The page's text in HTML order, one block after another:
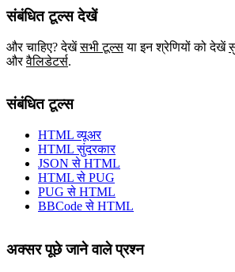
संबंधित टूल्स देखें
और चाहिए? देखें सभी टूल्स या इन श्रेणियों को देखें
और वैलिडेटर्स.
संबंधित टूल्स
HTML व्यूअर
HTML सुंदरकार
JSON से HTML
HTML से PUG
PUG से HTML
BBCode से HTML
अक्सर पूछे जाने वाले प्रश्न